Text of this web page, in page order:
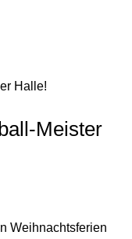
Halle!
Meister
Weihnachtsferien